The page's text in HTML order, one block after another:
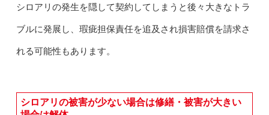
シロアリの発生を隠して契約してしまうと後々大きなトラ
ブルに発展し、瑕疵担保責任を追及され損害賠償を請求さ
れる可能性もあります。
シロアリの被害が少ない場合は修繕・被害が大きい